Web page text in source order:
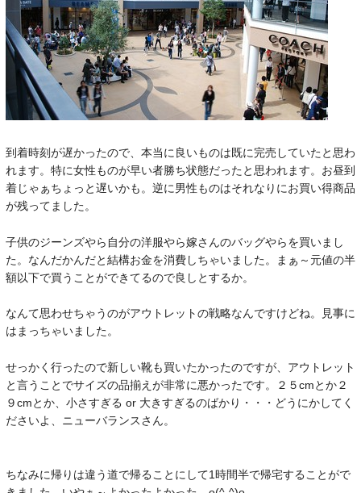
到着時刻が遅かったので、本当に良いものは既に完売していたと思わ
れます。特に女性ものが早い者勝ち状態だったと思われます。お昼到
着じゃぁちょっと遅いかも。逆に男性ものはそれなりにお買い得商品
が残ってました。
子供のジーンズやら自分の洋服やら嫁さんのバッグやらを買いまし
た。なんだかんだと結構お金を消費しちゃいました。まぁ～元値の半
額以下で買うことができてるので良しとするか。
なんて思わせちゃうのがアウトレットの戦略なんですけどね。見事に
はまっちゃいました。
せっかく行ったので新しい靴も買いたかったのですが、アウトレット
と言うことでサイズの品揃えが非常に悪かったです。２５cmとか２
９cmとか、小さすぎる or 大きすぎるのばかり・・・どうにかしてく
ださいよ、ニューバランスさん。
ちなみに帰りは違う道で帰ることにして1時間半で帰宅することがで